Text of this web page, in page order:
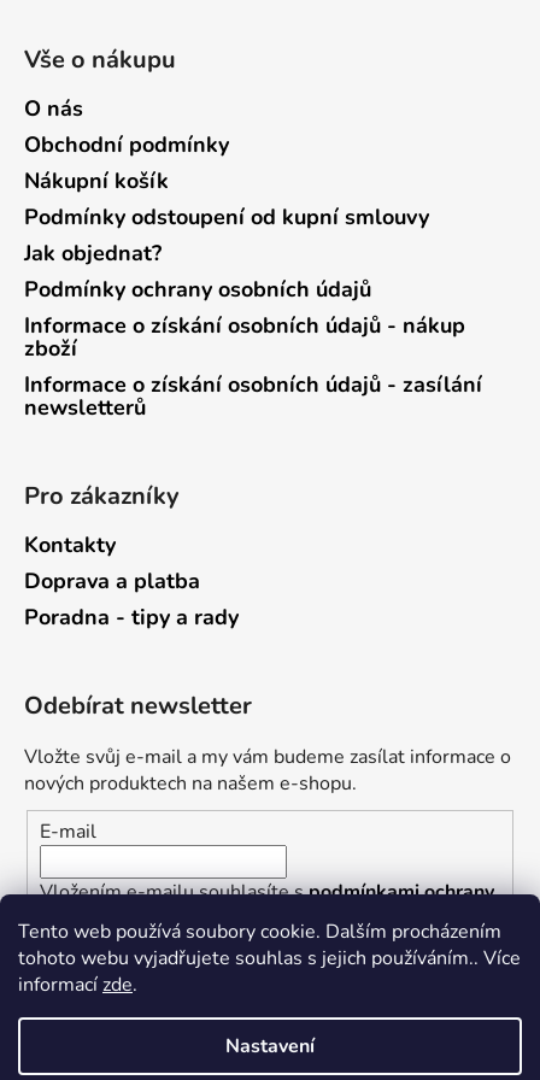
Tento web používá soubory cookie. Dalším procházením
tohoto webu vyjadřujete souhlas s jejich používáním.. Více
informacízde.
Nastavení
Vše o nákupu
O nás
Obchodní podmínky
Nákupní košík
Podmínky odstoupení od kupní smlouvy
Jak objednat?
Podmínky ochrany osobních údajů
Informace o získání osobních údajů - nákup
zboží
Informace o získání osobních údajů - zasílání
newsletterů
Pro zákazníky
Kontakty
Doprava a platba
Poradna - tipy a rady
Odebírat newsletter
Vložte svůj e-mail a my vám budeme zasílat informace o
nových produktech na našem e-shopu.
E-mail
Vložením e-mailu souhlasíte spodmínkami ochrany
osobních údajů
PŘIHLÁSIT SE